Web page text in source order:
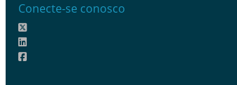
Conecte-se conosco